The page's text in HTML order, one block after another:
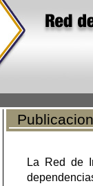
La Red de